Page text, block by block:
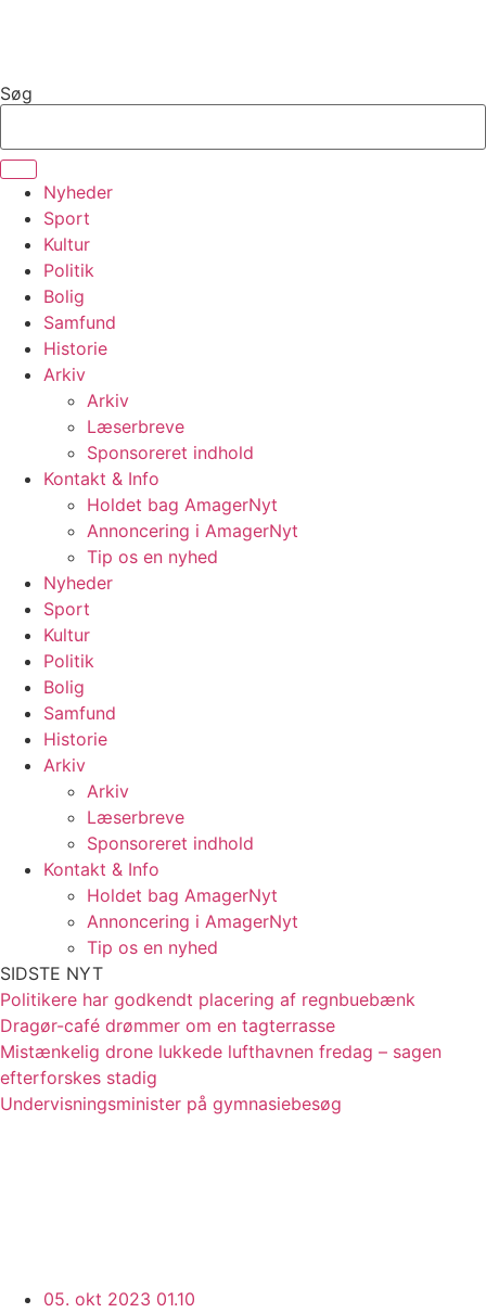
Søg
Nyheder
Sport
Kultur
Politik
Bolig
Samfund
Historie
Arkiv
Arkiv
Læserbreve
Sponsoreret indhold
Kontakt & Info
Holdet bag AmagerNyt
Annoncering i AmagerNyt
Tip os en nyhed
Nyheder
Sport
Kultur
Politik
Bolig
Samfund
Historie
Arkiv
Arkiv
Læserbreve
Sponsoreret indhold
Kontakt & Info
Holdet bag AmagerNyt
Annoncering i AmagerNyt
Tip os en nyhed
SIDSTE NYT
Politikere har godkendt placering af regnbuebænk
Dragør-café drømmer om en tagterrasse
Mistænkelig drone lukkede lufthavnen fredag – sagen
efterforskes stadig
Undervisningsminister på gymnasiebesøg
05. okt 2023 01.10